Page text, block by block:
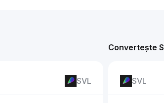
Convertește
SVL
SVL